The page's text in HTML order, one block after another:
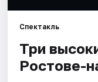
Спектакль
Три
Ростове-